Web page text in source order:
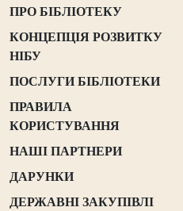
ПРО БІБЛІОТЕКУ
КОНЦЕПЦІЯ РОЗВИТКУ
НІБУ
ПОСЛУГИ БІБЛІОТЕКИ
ПРАВИЛА
КОРИСТУВАННЯ
НАШІ ПАРТНЕРИ
ДАРУНКИ
ДЕРЖАВНІ ЗАКУПІВЛІ